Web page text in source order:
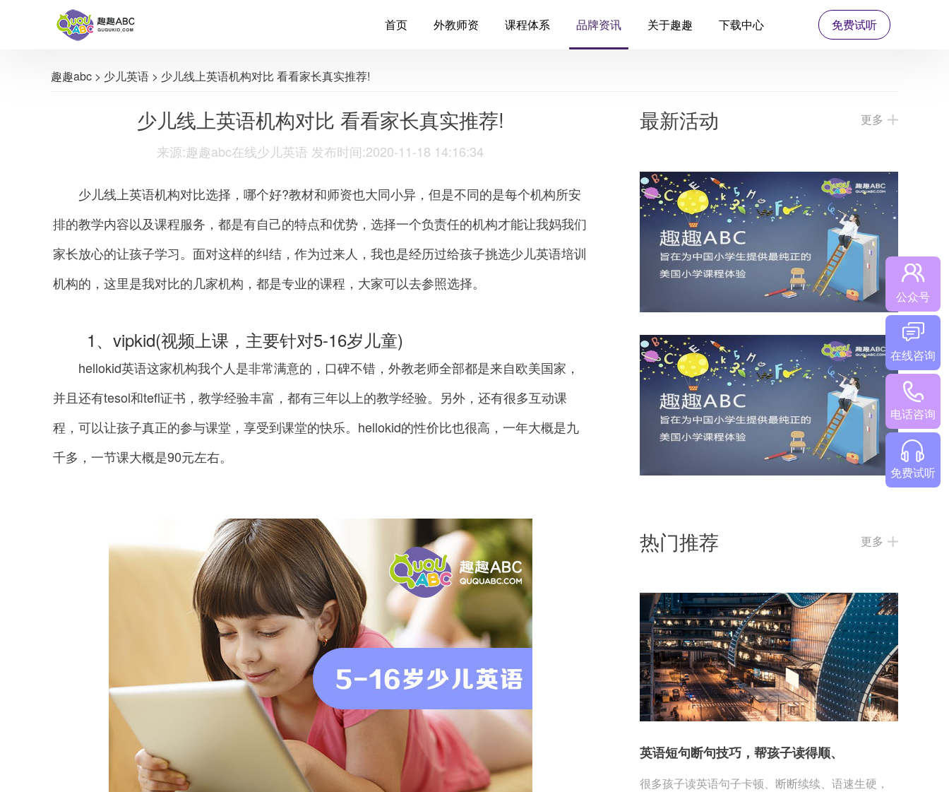
首页 外教师资 课程体系 品牌资讯 关于趣趣 下载中心 免费试听
趣趣abc > 少儿英语 > 少儿线上英语机构对比 看看家长真实推荐!
少儿线上英语机构对比 看看家长真实推荐!
来源:趣趣abc在线少儿英语 发布时间:2020-11-18 14:16:34
少儿线上英语机构对比选择，哪个好?教材和师资也大同小异，但是不同的是每个机构所安
排的教学内容以及课程服务，都是有自己的特点和优势，选择一个负责任的机构才能让我妈我们
家长放心的让孩子学习。面对这样的纠结，作为过来人，我也是经历过给孩子挑选少儿英语培训
机构的，这里是我对比的几家机构，都是专业的课程，大家可以去参照选择。
1、vipkid(视频上课，主要针对5-16岁儿童)
hellokid英语这家机构我个人是非常满意的，口碑不错，外教老师全部都是来自欧美国家，
并且还有tesol和tefl证书，教学经验丰富，都有三年以上的教学经验。另外，还有很多互动课
程，可以让孩子真正的参与课堂，享受到课堂的快乐。hellokid的性价比也很高，一年大概是九
千多，一节课大概是90元左右。
最新活动 更多
2026年少儿英语线上课排名靠谱吗？试听
少儿英语线上课哪家好？2026热门英语机
热门推荐 更多
英语短句断句技巧，帮孩子读得顺、
很多孩子读英语句子卡顿、断断续续、语速生硬，
公众号
在线咨询
电话咨询
免费试听